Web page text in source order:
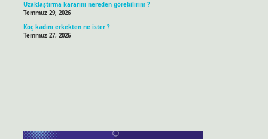
Uzaklaştırma kararını nereden görebilirim ?
Temmuz 29, 2026
Koç kadını erkekten ne ister ?
Temmuz 27, 2026